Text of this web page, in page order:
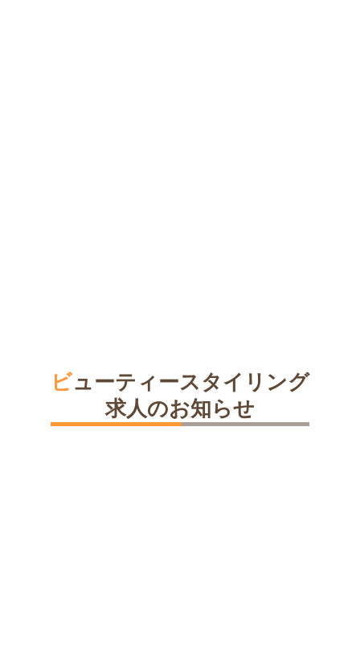
ビューティースタイリング
求人のお知らせ